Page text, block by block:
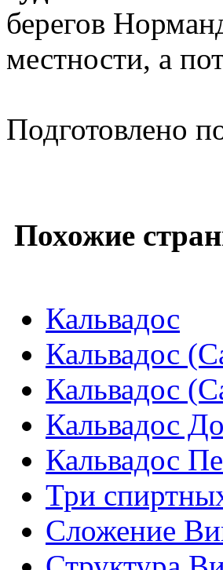
берегов
местности, а
Подготовлено
Похожие
Кальвадос
Кальвадос
Кальвадос
Кальвадос
Кальвадос
Три
Сложение